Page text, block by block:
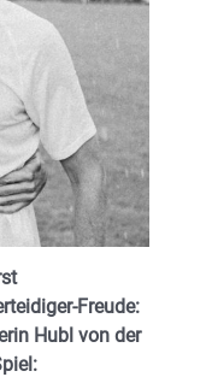
Freude:
Hubl von der